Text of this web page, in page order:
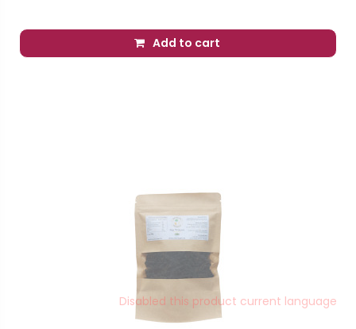
Add to cart
Disabled this product current language